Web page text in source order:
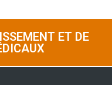
ET DE